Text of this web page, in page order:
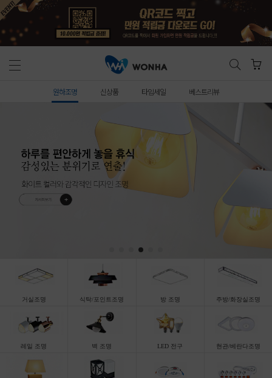
원하조명 신상품 타임세일 베스트리뷰
거실조명 식탁/포인트조명 방 조명 주방/화장실조명
레일 조명 벽 조명 LED 전구 현관/베란다조명